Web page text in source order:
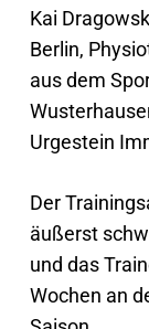
Kai
Berlin,
aus dem
Urgestein
Der
äußerst
und das
Wochen an